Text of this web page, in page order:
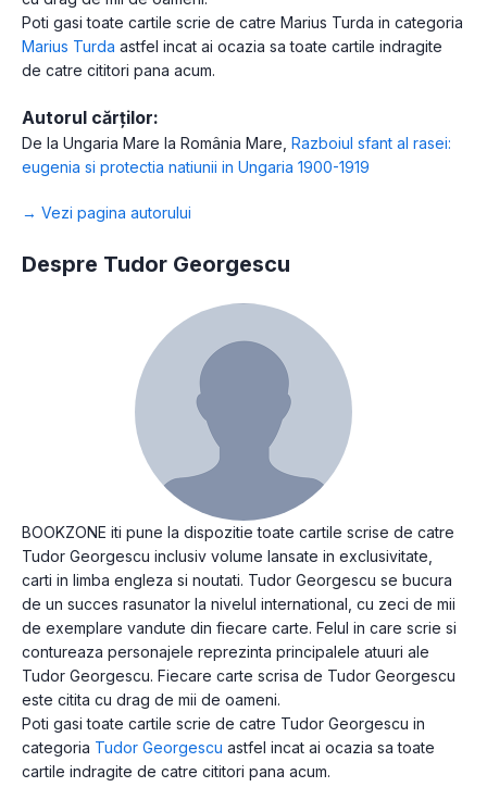
Poti gasi toate cartile scrie de catre Marius Turda in categoria
Marius Turda astfel incat ai ocazia sa toate cartile indragite
de catre cititori pana acum.
Autorul cărților:
De la Ungaria Mare la România Mare Razboiul sfant al rasei:
eugenia si protectia natiunii in Ungaria 1900-1919
→ Vezi pagina autorului
Despre Tudor Georgescu
BOOKZONE iti pune la dispozitie toate cartile scrise de catre
Tudor Georgescu inclusiv volume lansate in exclusivitate,
carti in limba engleza si noutati. Tudor Georgescu se bucura
de un succes rasunator la nivelul international, cu zeci de mii
de exemplare vandute din fiecare carte. Felul in care scrie si
contureaza personajele reprezinta principalele atuuri ale
Tudor Georgescu. Fiecare carte scrisa de Tudor Georgescu
este citita cu drag de mii de oameni.
Poti gasi toate cartile scrie de catre Tudor Georgescu in
categoria Tudor Georgescu astfel incat ai ocazia sa toate
cartile indragite de catre cititori pana acum.